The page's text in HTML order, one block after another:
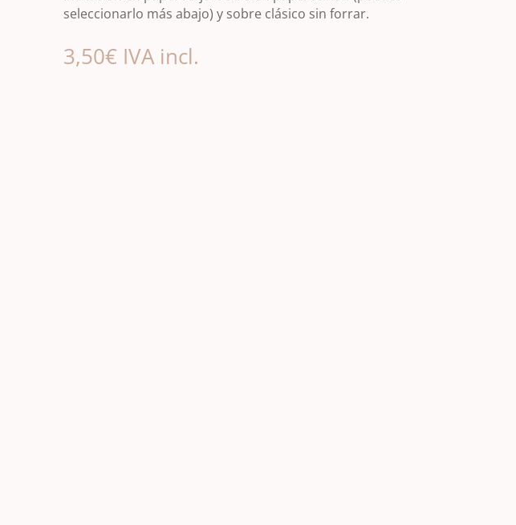
seleccionarlo más abajo) y sobre clásico sin forrar.
3,50€ IVA incl.